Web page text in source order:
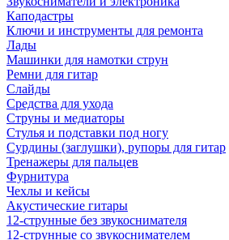
Каподастры
Ключи и инструменты для ремонта
Лады
Машинки для намотки струн
Ремни для гитар
Слайды
Средства для ухода
Струны и медиаторы
Стулья и подставки под ногу
Сурдины (заглушки), рупоры для гитар
Тренажеры для пальцев
Фурнитура
Чехлы и кейсы
Акустические гитары
12-струнные без звукоснимателя
12-струнные со звукоснимателем